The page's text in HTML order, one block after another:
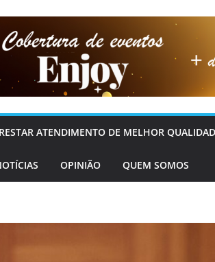
ATENDIMENTO DE MELHOR
OPINIÃO QUEM SOMOS